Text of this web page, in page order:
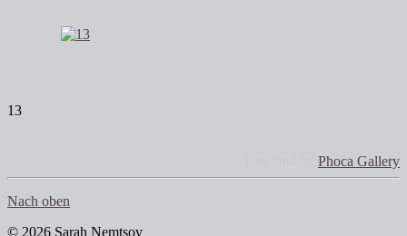
13
Phoca Gallery
Nach oben
© 2026 Sarah Nemtsov